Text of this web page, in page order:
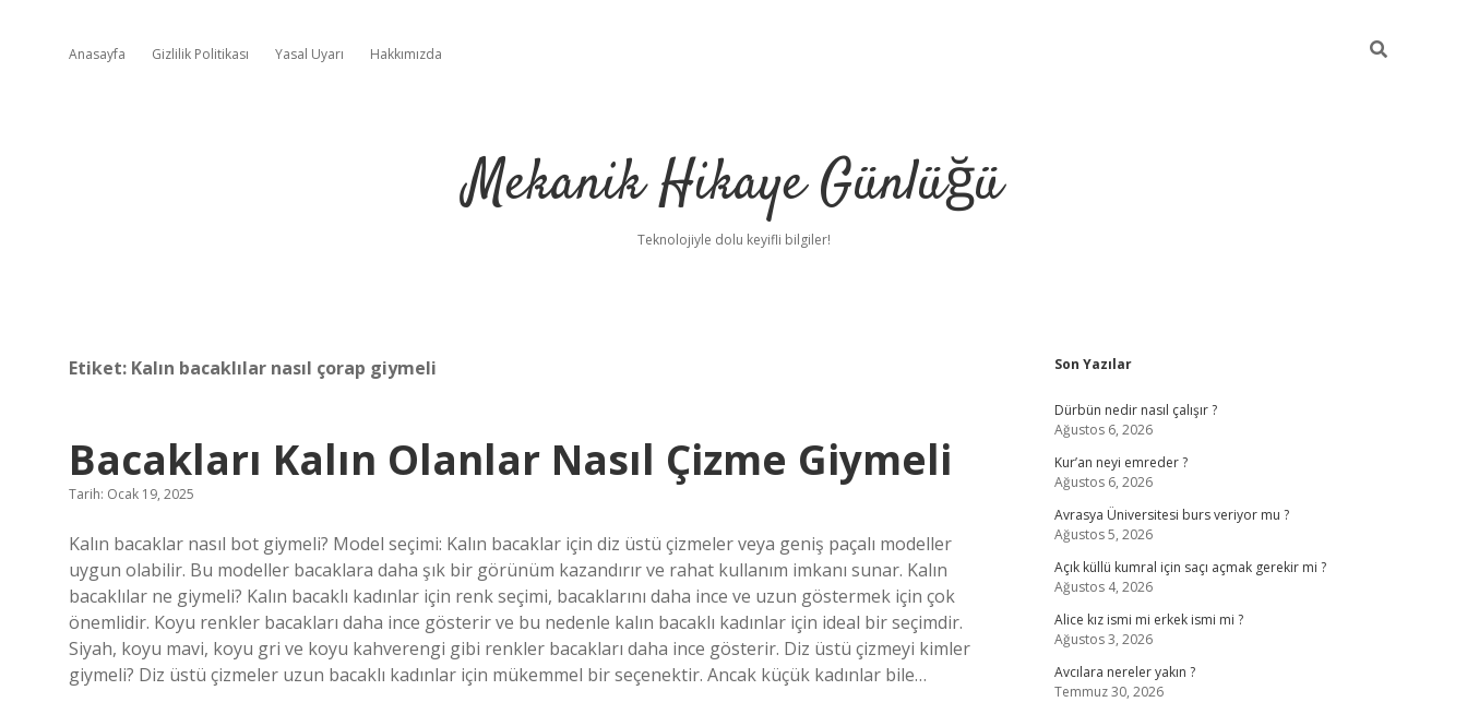
Anasayfa Gizlilik Politikası Yasal Uyarı Hakkımızda
Mekanik Hikaye Günlüğü
Teknolojiyle dolu keyifli bilgiler!
Etiket: Kalın bacaklılar nasıl çorap giymeli
Bacakları Kalın Olanlar Nasıl Çizme Giymeli
Tarih: Ocak 19, 2025
Kalın bacaklar nasıl bot giymeli? Model seçimi: Kalın bacaklar için diz üstü çizmeler veya geniş paçalı modeller
uygun olabilir. Bu modeller bacaklara daha şık bir görünüm kazandırır ve rahat kullanım imkanı sunar. Kalın
bacaklılar ne giymeli? Kalın bacaklı kadınlar için renk seçimi, bacaklarını daha ince ve uzun göstermek için çok
önemlidir. Koyu renkler bacakları daha ince gösterir ve bu nedenle kalın bacaklı kadınlar için ideal bir seçimdir.
Siyah, koyu mavi, koyu gri ve koyu kahverengi gibi renkler bacakları daha ince gösterir. Diz üstü çizmeyi kimler
giymeli? Diz üstü çizmeler uzun bacaklı kadınlar için mükemmel bir seçenektir. Ancak küçük kadınlar bile…
Sidebar
Son Yazılar
Dürbün nedir nasıl çalışır ?
Ağustos 6, 2026
Kur’an neyi emreder ?
Ağustos 6, 2026
Avrasya Üniversitesi burs veriyor mu ?
Ağustos 5, 2026
Açık küllü kumral için saçı açmak gerekir mi ?
Ağustos 4, 2026
Alice kız ismi mi erkek ismi mi ?
Ağustos 3, 2026
Avcılara nereler yakın ?
Temmuz 30, 2026